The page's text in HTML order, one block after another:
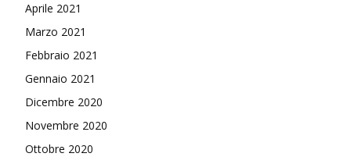
Aprile 2021
Marzo 2021
Febbraio 2021
Gennaio 2021
Dicembre 2020
Novembre 2020
Ottobre 2020